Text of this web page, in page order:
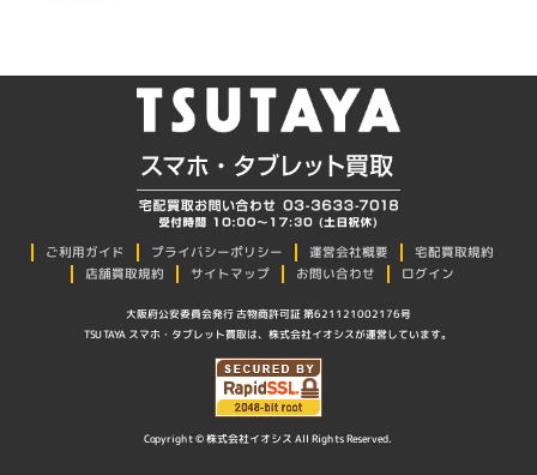
ご利用ガイド プライバシーポリシー 運営会社概要
宅配買取規約
店舗買取規約
サイトマップ お問い合わせ ログイン
大阪府公安委員会発行 古物商許可証 第621121002176号
TSUTAYA スマホ・タブレット買取は、株式会社イオシスが運営しています。
Copyright © 株式会社イオシス All Rights Reserved.